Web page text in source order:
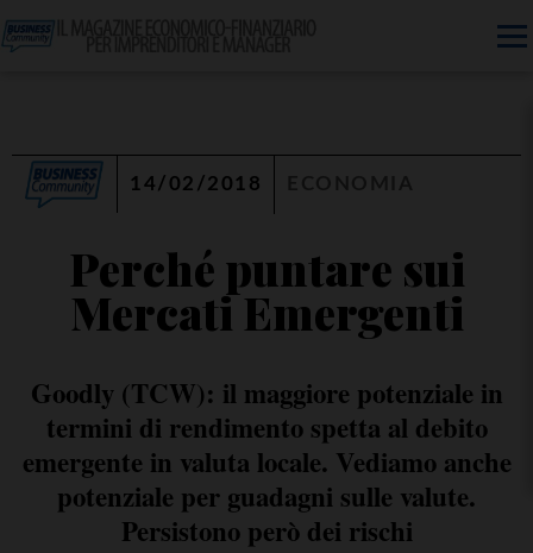
14/02/2018
Perché puntare sui
Mercati Emergenti
Goodly (TCW): il maggiore potenziale in
termini di rendimento spetta al debito
emergente in valuta locale. Vediamo anche
potenziale per guadagni sulle valute.
Persistono però dei rischi